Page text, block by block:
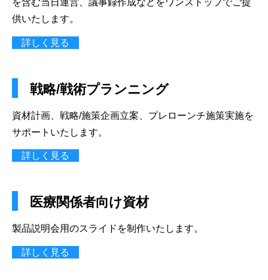
を含む当日運営、議事録作成などをワンストップでご提
供いたします。
詳しく見る
戦略/戦術プランニング
資材計画、戦略/施策企画立案、プレローンチ施策実施を
サポートいたします。
詳しく見る
医療関係者向け資材
製品説明会用のスライドを制作いたします。
詳しく見る